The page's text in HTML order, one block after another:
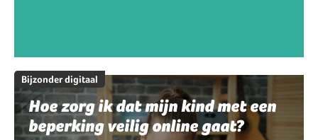
Bijzonder digitaal
Hoe zorg ik dat mijn kind met een
beperking veilig online gaat?